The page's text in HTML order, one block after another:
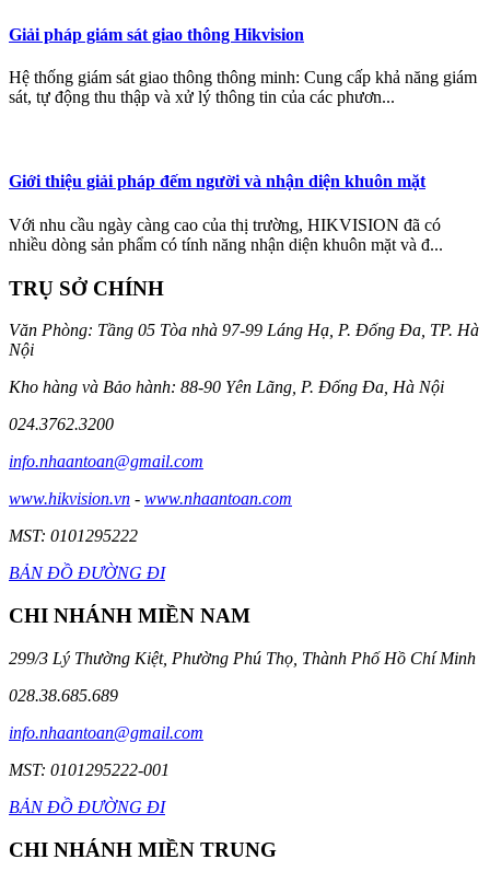
Giải pháp giám sát giao thông Hikvision
Hệ thống giám sát giao thông thông minh: Cung cấp khả năng giám
sát, tự động thu thập và xử lý thông tin của các phươn...
Giới thiệu giải pháp đếm người và nhận diện khuôn mặt
Với nhu cầu ngày càng cao của thị trường, HIKVISION đã có
nhiều dòng sản phẩm có tính năng nhận diện khuôn mặt và đ...
TRỤ SỞ CHÍNH
Văn Phòng: Tầng 05 Tòa nhà 97-99 Láng Hạ, P. Đống Đa, TP. Hà
Nội
Kho hàng và Bảo hành: 88-90 Yên Lãng, P. Đống Đa, Hà Nội
024.3762.3200
info.nhaantoan@gmail.com
www.hikvision.vn - www.nhaantoan.com
MST: 0101295222
BẢN ĐỒ ĐƯỜNG ĐI
CHI NHÁNH MIỀN NAM
299/3 Lý Thường Kiệt, Phường Phú Thọ, Thành Phố Hồ Chí Minh
028.38.685.689
info.nhaantoan@gmail.com
MST: 0101295222-001
BẢN ĐỒ ĐƯỜNG ĐI
CHI NHÁNH MIỀN TRUNG